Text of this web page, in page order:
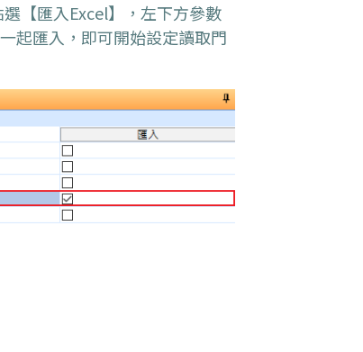
【匯入Excel】，左下方參數
起匯入，即可開始設定讀取門